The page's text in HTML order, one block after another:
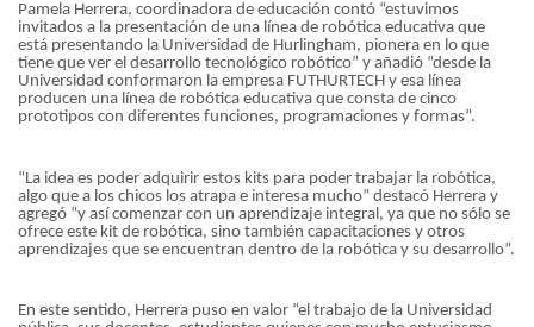
Pamela Herrera, coordinadora de educación contó “estuvimos
invitados a la presentación de una línea de robótica educativa que
está presentando la Universidad de Hurlingham, pionera en lo que
tiene que ver el desarrollo tecnológico robótico” y añadió “desde la
Universidad conformaron la empresa FUTHURTECH y esa línea
producen una línea de robótica educativa que consta de cinco
prototipos con diferentes funciones, programaciones y formas”.
“La idea es poder adquirir estos kits para poder trabajar la robótica,
algo que a los chicos los atrapa e interesa mucho” destacó Herrera y
agregó “y así comenzar con un aprendizaje integral, ya que no sólo se
ofrece este kit de robótica, sino también capacitaciones y otros
aprendizajes que se encuentran dentro de la robótica y su desarrollo”.
En este sentido, Herrera puso en valor “el trabajo de la Universidad